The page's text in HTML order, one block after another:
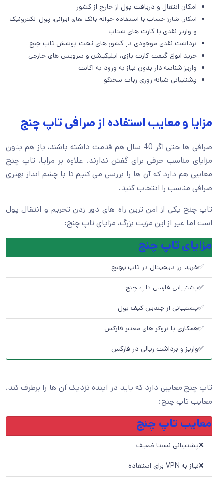
امکان انتقال و دریافت پول از خارج از کشور
امکان شارژ حساب با استفاده حواله بانک های ایرانی، پول الکترونیک
و واریز نقدی با کارت های شتاب
برداشت نقدی موجودی در کشور های تحت پوشش تاپ چنج
خرید انواع گیفت کارت بازی، اپلیکیشن و سرویس های خارجی
واریز شناسه دار بدون نیاز به ورود به اکانت
پشتیبانی شبانه روزی ربات سخنگو
مزایا و معایب استفاده از صرافی تاپ چنج
صرافی ها حتی اگر 40 سال هم قدمت داشته باشند، باز هم بدون
مزایای مناسب حرفی برای گفتن ندارند. علاوه بر مزایا، تاپ چنج
معایبی هم دارد که آن ها را بررسی می کنیم تا با چشم انداز بهتری
صرافی مناسب را انتخاب کنید.
تاپ چنج یکی از امن ترین راه های دور زدن تحریم و انتقال پول
است اما غیر از این مزیت بزرگ، مزایای تاپ چنج:
مزایای تاپ چنج
✅خرید ارز دیجیتال در تاپ پچنج
✅پشتیبانی فارسی تاپ چنج
✅پشتیبانی از چندین کیف پول
✅همکاری با بروکر های معتبر فارکس
✅واریز و برداشت ریالی در فارکس
تاپ چنج معایبی دارد که باید در آینده نزدیک آن ها را برطرف کند.
معایب تاپ چنج:
معایب تاپ چنج
❌پشتیبانی نسبتا ضعیف
❌نیاز به VPN برای استفاده